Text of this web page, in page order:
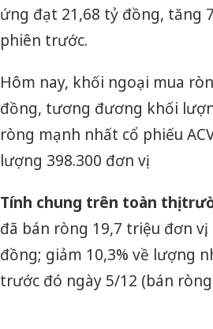
ứng đạt 21,68 tỷ đồng, tăng
phiên trước.
Hôm nay, khối ngoại mua
đồng, tương đương khối
ròng mạnh nhất cổ phiếu
lượng 398.300 đơn vị.
Tính chung trên toàn thị
đã bán ròng 19,7 triệu đơn
đồng; giảm 10,3% về lượng
trước đó ngày 5/12 (bán